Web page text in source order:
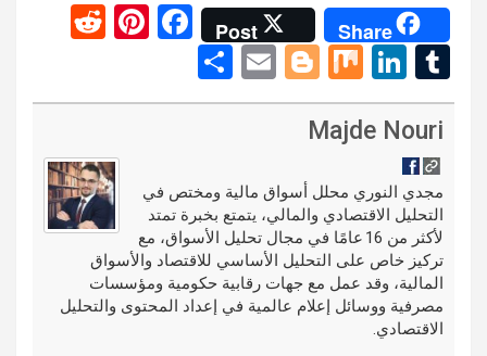
Share
Post
F
ce
o
k
Pi
er
t
d
t
T
u
m
bl
r
Li
n
ke
n
M
ix
Bl
o
er
E
m
h
Majde Nouri
مجدي النوري محلل أسواق مالية ومختص في
التحليل الاقتصادي والمالي، يتمتع بخبرة تمتد
لأكثر من 16 عامًا في مجال تحليل الأسواق، مع
تركيز خاص على التحليل الأساسي للاقتصاد والأسواق
المالية، وقد عمل مع جهات رقابية حكومية ومؤسسات
مصرفية ووسائل إعلام عالمية في إعداد المحتوى والتحليل
الاقتصادي.